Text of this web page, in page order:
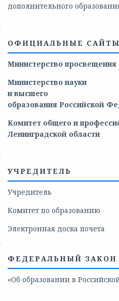
дополнительного
ОФИЦИАЛЬНЫЕ САЙТЫ
Министерство
Министерство науки
и высшего
образования Российской
Комитет общего и
Ленинградской области
УЧРЕДИТЕЛЬ
Учредитель
Комитет по образованию
Электронная доска почета
ФЕДЕРАЛЬНЫЙ ЗАКОН
«Об образовании в